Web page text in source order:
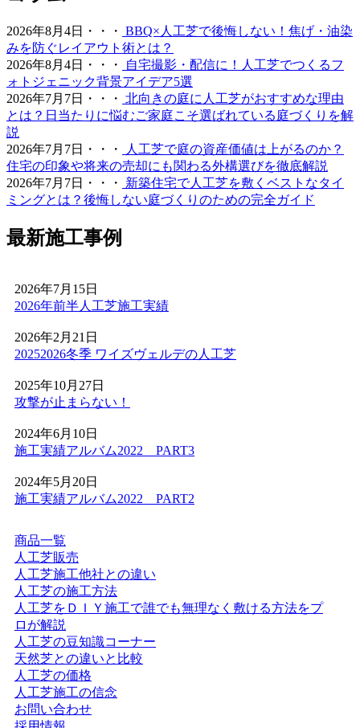
「人工芝はプラスチック感が強くて安っぽい」という古い
イメージをお持ちの方こそ、ぜひ当社の製品を手に取って
みてください。最新のモデルは複数の色を混生させ、葉の
向きやツヤまで計算されており、驚くほど自然な風合いで
す。一度敷けば10年以上にわたり美しい景観を維持でき、
資産価値の維持にも貢献します。お仕事や育児、家事で忙
しく、お庭の手入れに十分な時間を割けない皆様へ、手間
いらずで上質な暮らしをご提案いたします。住宅街でも、
お隣への枯れ葉の飛散を防ぐ対策として人工芝を選ばれる
方が増えています。機能性と美観を両立させましょう。
プロスポーツの現場でも選ばれる信頼の品質が当社の自慢
大規模施設、さらには本格的なテニスコートなど、激しい
動きと高い摩擦が求められる場所にもワイズヴェルデの人
工芝は導入されています。この高い耐久性と、日常的なメ
ンテナンスのしやすさは、広い敷地を管理される法人様や
自治体様からも高く評価されています。摩耗に強く、長期
ーツ施設のリニューアルやフットサルコートの新設もぜひ
ご相談ください。プロ基準の品質を一般のご家庭にもお届
2026.5.28
人工芝の技術革新により、現在では天然芝と見分けがつか
ないほどの美しさとリアルな質感が実現されています。一
年中鮮やかな緑を保てるため、景観を重視する個人宅の主
っしゃいますが、経年による端のめくれや、仕上がりの差
が出る継ぎ目の処理などは、プロである私たちにお任せく
ださい。施工実績も豊富にあり、土地の形状に合わせた精
密なカット技術で、まるで一枚の絨毯のような美しい仕上
がりをお約束します。メンテナンスフリーで、四季を通じ
てお庭を眺める楽しみをご提供いたします。
2026.5.19
最近では幼稚園や保育園、学校の校庭に人工芝を導入する
ケースが非常に増えています。当社の人工芝は水はけが非
常に良いため、雨上がりでも泥にまみれることなく、子ど
2026年8月4日・・・ BBQ×人工芝で後悔しない！焦げ・油染
みを防ぐレイアウト術とは？
2026年8月4日・・・
自宅撮影・配信に！人工芝でつくるフ
ォトジェニック背景アイデア5選
2026年7月7日・・・ 北向きの庭に人工芝がおすすめな理由
とは？日当たりに悩むご家庭こそ選ばれている庭づくりを解
説
2026年7月7日・・・
人工芝で庭の資産価値は上がるのか？
住宅の印象や将来の売却にも関わる外構選びを徹底解説
2026年7月7日・・・
新築住宅で人工芝を敷くベストなタイ
ミングとは？後悔しない庭づくりのための完全ガイド
最新施工事例
2026年7月15日
2026年前半人工芝施工実績
2026年2月21日
20252026冬季 ワイズヴェルデの人工芝
2025年10月27日
攻撃が止まらない！
2024年6月10日
施工実績アルバム2022 PART3
2024年5月20日
施工実績アルバム2022 PART2
商品一覧
人工芝販売
人工芝施工他社との違い
人工芝の施工方法
人工芝をＤＩＹ施工で誰でも無理なく敷ける方法をプ
ロが解説
人工芝の豆知識コーナー
天然芝との違いと比較
人工芝の価格
人工芝施工の信念
お問い合わせ